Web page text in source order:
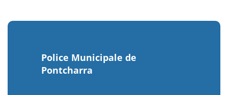
Police Municipale de
Pontcharra